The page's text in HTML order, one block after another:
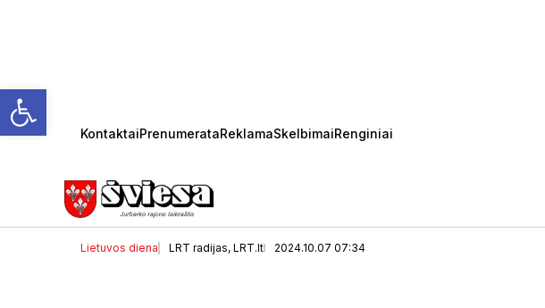
Open toolbar
KontaktaiPrenumerataReklamaSkelbimaiRenginiai
Darganą keis malonūs orai – šils
Lietuvos diena LRT radijas, LRT.lt 2024.10.07 07:34